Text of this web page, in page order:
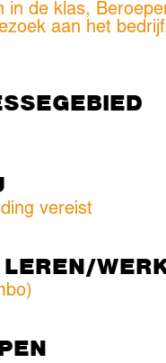
in de klas,
aan het
vereist
LEREN/